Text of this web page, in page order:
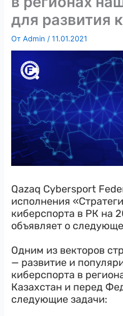
для развития
ОтAdmin/11.01.2021
Qazaq Cybersport
исполнения
киберспорта в РК на
объявляет о
Одним из векторов
— развитие и
киберспорта в
Казахстан и перед
следующие задачи: